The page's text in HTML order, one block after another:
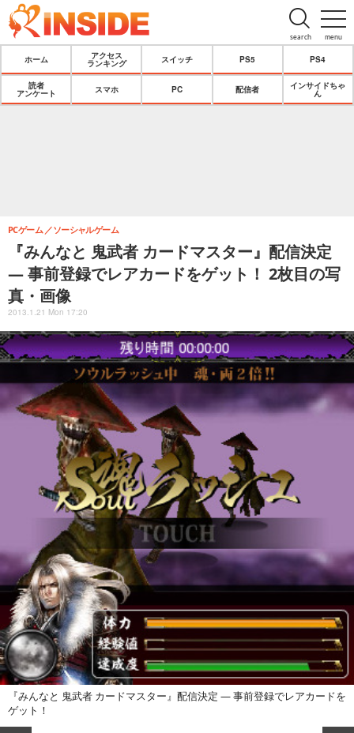
menu
search
ホーム
アクセス
ランキング
スイッチ PS5 PS4
読者
アンケート
スマホ PC 配信者
インサイドちゃ
ん
『みんなと 鬼武者 カードマスター』配信決定
― 事前登録でレアカードをゲット！ 2枚目の写
真・画像
PCゲーム ソーシャルゲーム
2013.1.21 Mon 17:20
『みんなと 鬼武者 カードマスター』配信決定 ― 事前登録でレアカードを
ゲット！